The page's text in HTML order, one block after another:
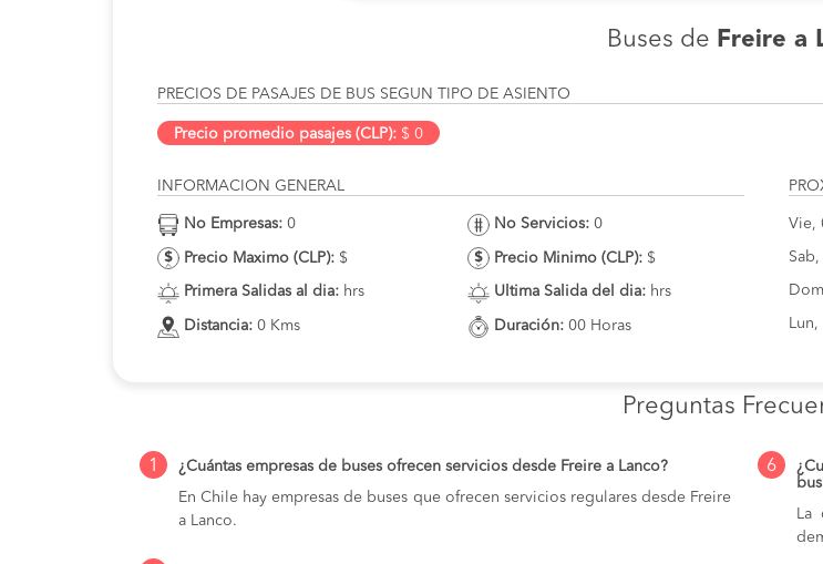
Buses de Freire a
PRECIOS DE PASAJES DE BUS SEGUN TIPO DE ASIENTO
Precio promedio pasajes (CLP): $ 0
INFORMACION GENERAL
No Empresas: 0
Precio Maximo (CLP): $
Primera Salidas al dia: hrs
Distancia: 0 Kms
No Servicios: 0
Precio Minimo (CLP): $
Ultima Salida del dia: hrs
Duración: 00 Horas
Vie,
Preguntas
1
¿Cuántas empresas de buses ofrecen servicios desde Freire a Lanco?
En Chile hay empresas de buses que ofrecen servicios regulares desde Freire
a Lanco.
6
La